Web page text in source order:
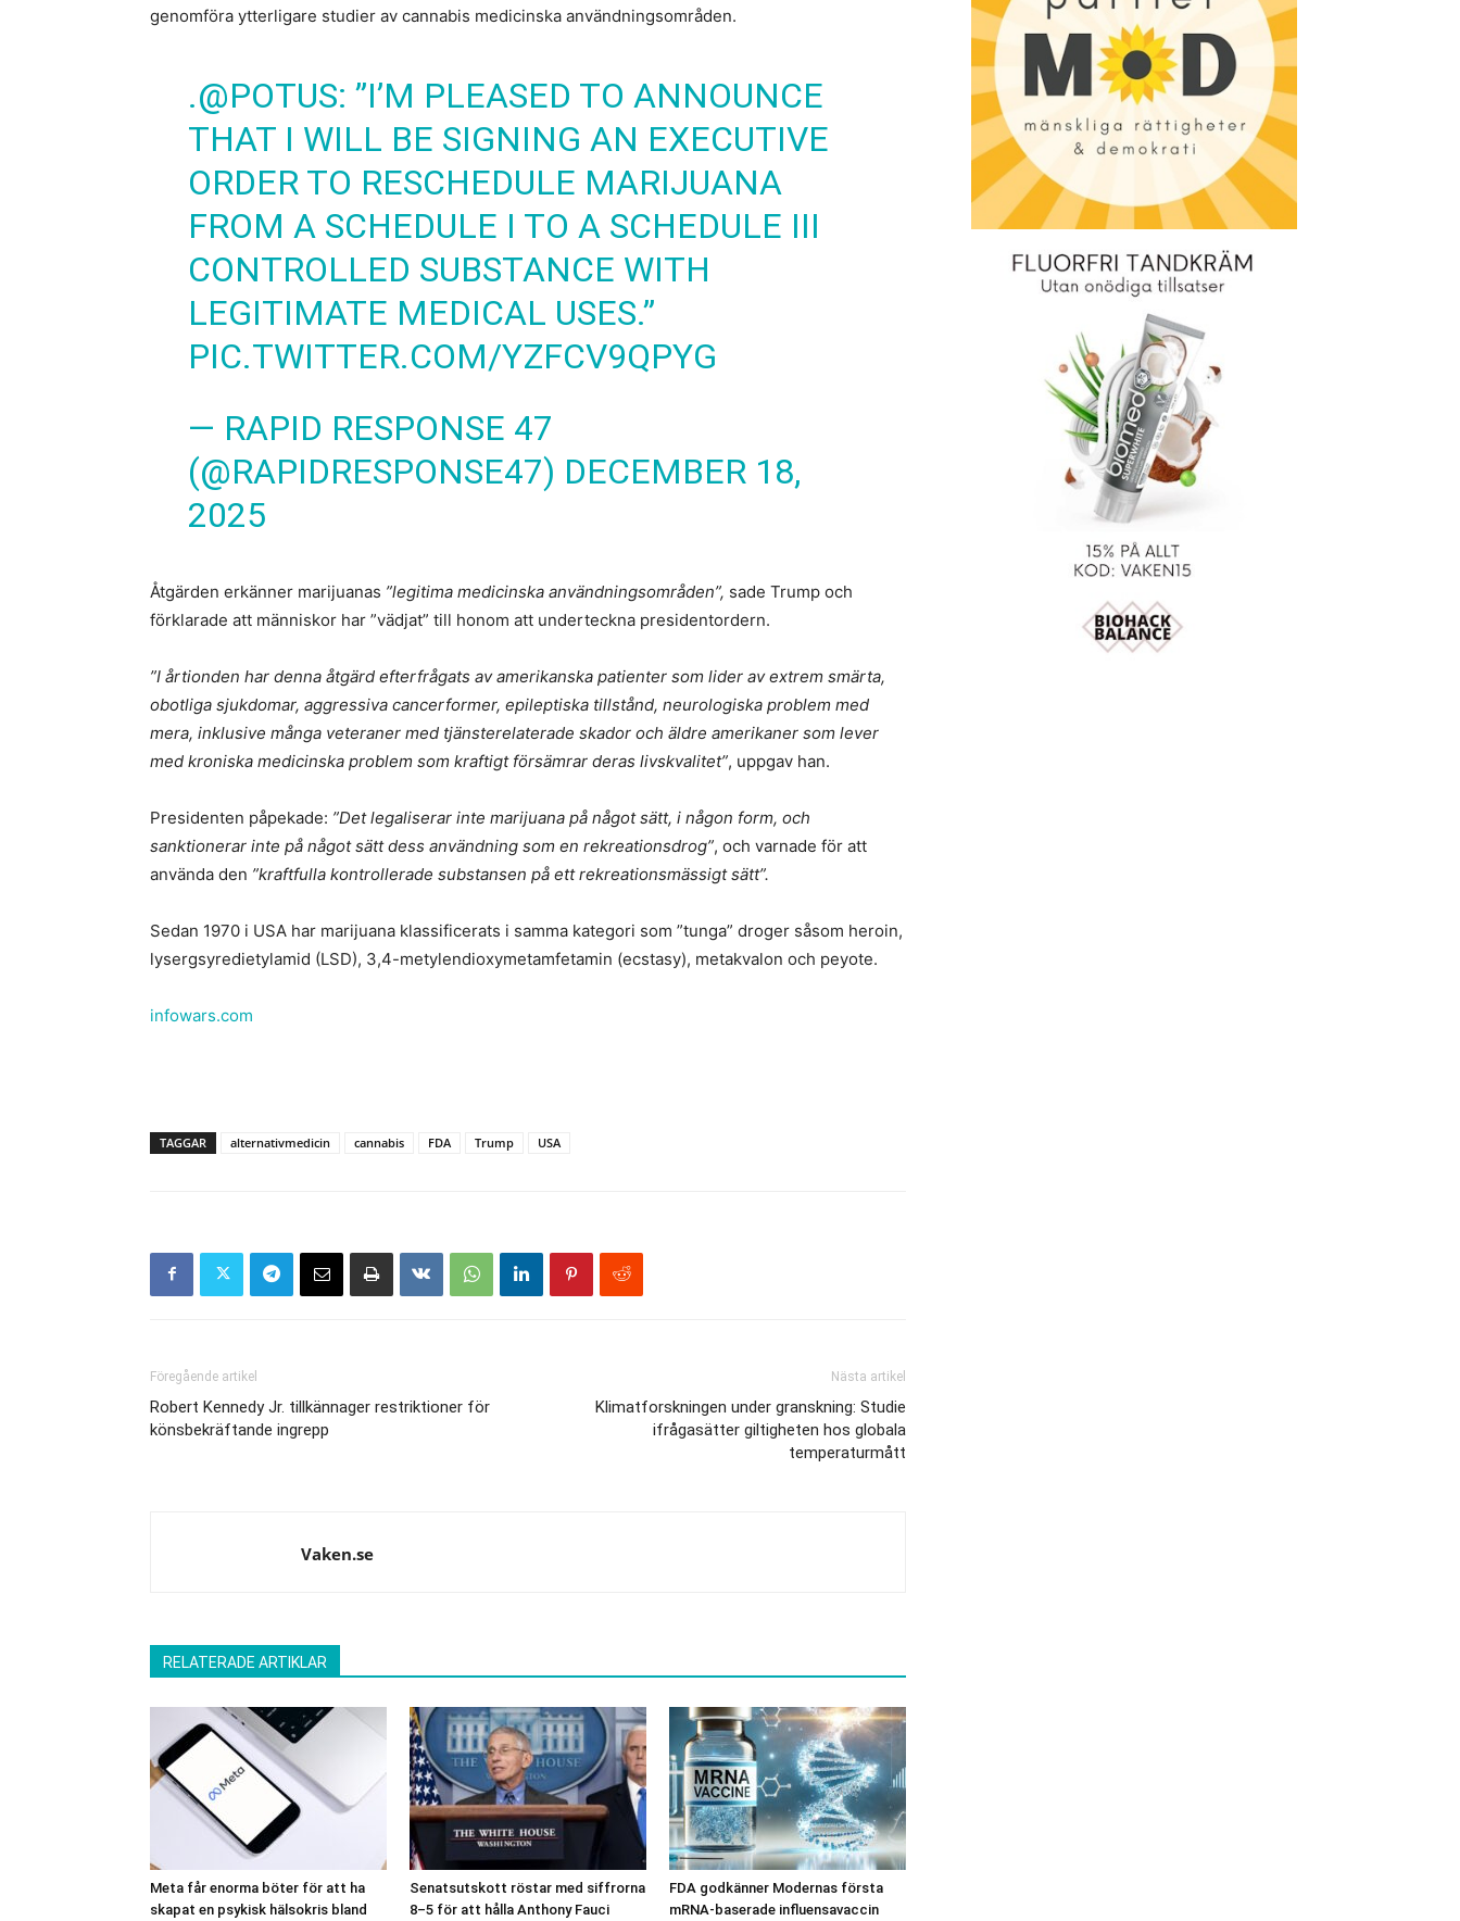
genomföra ytterligare studier av cannabis medicinska användningsområden.
.@POTUS: ”I’M PLEASED TO ANNOUNCE
THAT I WILL BE SIGNING AN EXECUTIVE
ORDER TO RESCHEDULE MARIJUANA
FROM A SCHEDULE I TO A SCHEDULE III
CONTROLLED SUBSTANCE WITH
LEGITIMATE MEDICAL USES.”
PIC.TWITTER.COM/YZFCV9QPYG
— RAPID RESPONSE 47
(@RAPIDRESPONSE47) DECEMBER 18,
2025
Åtgärden erkänner marijuanas ”legitima medicinska användningsområden”, sade Trump och
förklarade att människor har ”vädjat” till honom att underteckna presidentordern.
”I årtionden har denna åtgärd efterfrågats av amerikanska patienter som lider av extrem smärta,
obotliga sjukdomar, aggressiva cancerformer, epileptiska tillstånd, neurologiska problem med
mera, inklusive många veteraner med tjänsterelaterade skador och äldre amerikaner som lever
med kroniska medicinska problem som kraftigt försämrar deras livskvalitet”, uppgav han.
Presidenten påpekade: ”Det legaliserar inte marijuana på något sätt, i någon form, och
sanktionerar inte på något sätt dess användning som en rekreationsdrog”, och varnade för att
använda den ”kraftfulla kontrollerade substansen på ett rekreationsmässigt sätt”.
Sedan 1970 i USA har marijuana klassificerats i samma kategori som ”tunga” droger såsom heroin,
lysergsyredietylamid (LSD), 3,4-metylendioxymetamfetamin (ecstasy), metakvalon och peyote.
infowars.com
TAGGAR alternativmedicin cannabis FDA Trump USA
Föregående artikel
Robert Kennedy Jr. tillkännager restriktioner för
könsbekräftande ingrepp
Nästa artikel
Klimatforskningen under granskning: Studie
ifrågasätter giltigheten hos globala
temperaturmått
Vaken.se
RELATERADE ARTIKLAR
Meta får enorma böter för att ha
skapat en psykisk hälsokris bland
Senatsutskott röstar med siffrorna
8–5 för att hålla Anthony Fauci
FDA godkänner Modernas första
mRNA-baserade influensavaccin